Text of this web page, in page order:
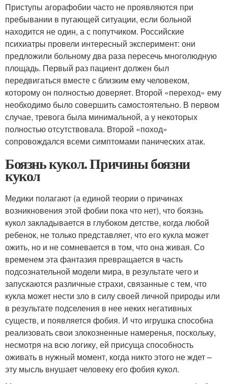
Приступы агорафобии часто не проявляются при
пребывании в пугающей ситуации, если больной
находится не один, а с попутчиком. Российские
психиатры провели интересный эксперимент: они
предложили больному два раза пересечь многолюдную
площадь. Первый раз пациент должен был
передвигаться вместе с близким ему человеком,
которому он полностью доверяет. Второй «переход» ему
необходимо было совершить самостоятельно. В первом
случае, тревога была минимальной, а у некоторых
полностью отсутствовала. Второй «поход»
сопровождался всеми симптомами панических атак.
Боязнь кукол. Причины боязни
кукол
Медики полагают (а единой теории о причинах
возникновения этой фобии пока что нет), что боязнь
кукол закладывается в глубоком детстве, когда любой
ребенок, не только представляет, что его кукла может
ожить, но и не сомневается в том, что она живая. Со
временем эта фантазия превращается в часть
подсознательной модели мира, в результате чего и
запускаются различные страхи, связанные с тем, что
кукла может нести зло в силу своей личной природы или
в результате подселения в нее неких негативных
существ, и появляется фобия. И что игрушка способна
реализовать свои злокозненные намеренья, поскольку,
несмотря на всю логику, ей присуща способность
оживать в нужный момент, когда никто этого не ждет –
эту мысль внушает человеку его фобия кукол.